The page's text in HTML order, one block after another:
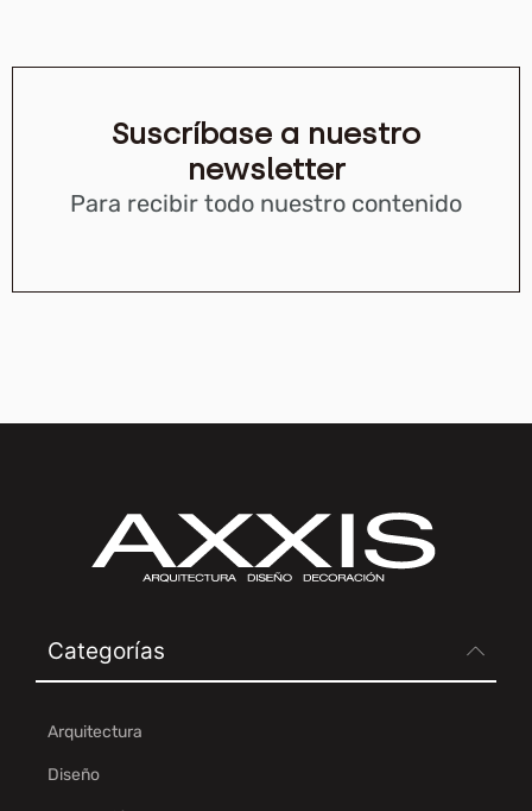
Suscríbase a nuestro
newsletter
Para recibir todo nuestro contenido
Categorías
Arquitectura
Diseño